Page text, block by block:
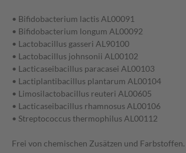
• Bifidobacterium lactis AL00091
• Bifidobacterium longum AL00092
• Lactobacillus gasseri AL90100
• Lactobacillus johnsonii AL00102
• Lacticaseibacillus paracasei AL00103
• Lactiplantibacillus plantarum AL00104
• Limosilactobacillus reuteri AL00605
• Lacticaseibacillus rhamnosus AL00106
• Streptococcus thermophilus AL00112
Frei von chemischen Zusätzen und